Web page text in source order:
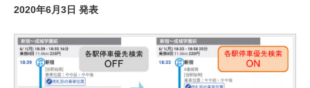
2020年6月3日 発表